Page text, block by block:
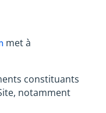
met à
constituants
notamment